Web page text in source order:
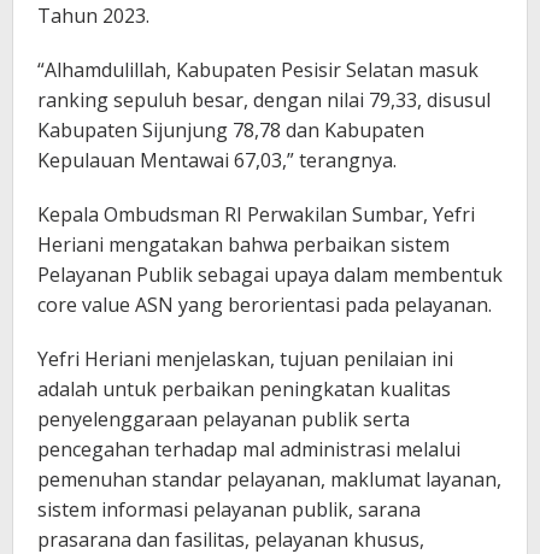
Tahun 2023.
“Alhamdulillah, Kabupaten Pesisir Selatan masuk
ranking sepuluh besar, dengan nilai 79,33, disusul
Kabupaten Sijunjung 78,78 dan Kabupaten
Kepulauan Mentawai 67,03,” terangnya.
Kepala Ombudsman RI Perwakilan Sumbar, Yefri
Heriani mengatakan bahwa perbaikan sistem
Pelayanan Publik sebagai upaya dalam membentuk
core value ASN yang berorientasi pada pelayanan.
Yefri Heriani menjelaskan, tujuan penilaian ini
adalah untuk perbaikan peningkatan kualitas
penyelenggaraan pelayanan publik serta
pencegahan terhadap mal administrasi melalui
pemenuhan standar pelayanan, maklumat layanan,
sistem informasi pelayanan publik, sarana
prasarana dan fasilitas, pelayanan khusus,